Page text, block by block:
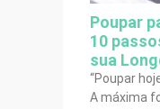
Poupar
10
sua
“Poupar
A máxima